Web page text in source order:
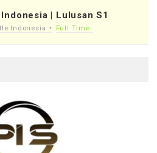
| Lulusan S1
Indonesia Full Time